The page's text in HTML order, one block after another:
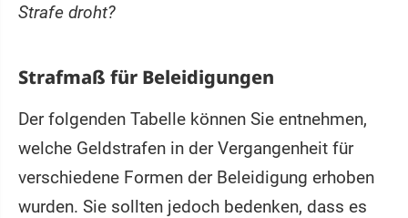
Strafe droht?
Strafmaß für Beleidigungen
Der folgenden Tabelle können Sie entnehmen,
welche Geldstrafen in der Vergangenheit für
verschiedene Formen der Beleidigung erhoben
wurden. Sie sollten jedoch bedenken, dass es